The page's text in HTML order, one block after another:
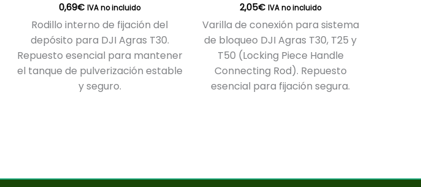
0,69€ IVA no incluido
Rodillo interno de fijación del
depósito para DJI Agras T30.
Repuesto esencial para mantener
el tanque de pulverización estable
y seguro.
2,05€ IVA no incluido
Varilla de conexión para sistema
de bloqueo DJI Agras T30, T25 y
T50 (Locking Piece Handle
Connecting Rod). Repuesto
esencial para fijación segura.